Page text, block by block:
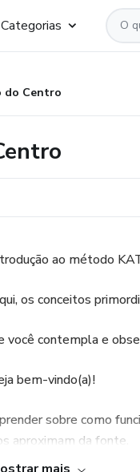
Categorias
do Centro
ao método
os conceitos
você contempla e
bem-vindo(a)!
sobre como
aproximam da fonte.